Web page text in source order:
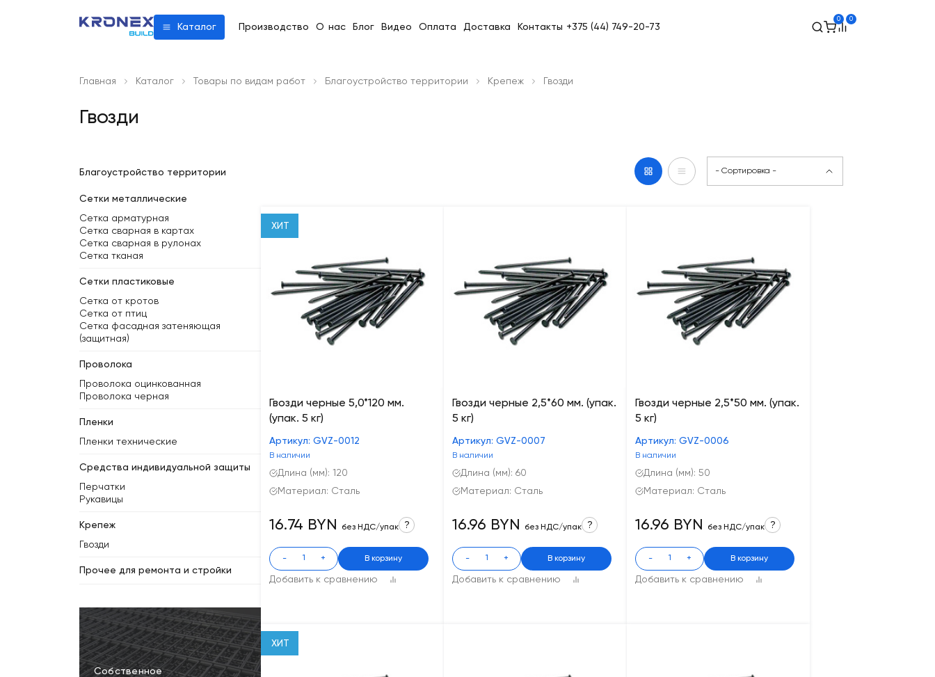
Каталог Производство О нас Блог Видео Оплата Доставка Контакты +375 (44) 749-20-73
0 0
Главная Каталог Товары по видам работ Благоустройство территории Крепеж Гвозди
Гвозди
Благоустройство территории
Сетки металлические
Сетка арматурная
Сетка сварная в картах
Сетка сварная в рулонах
Сетка тканая
Сетки пластиковые
Сетка от кротов
Сетка от птиц
Сетка фасадная затеняющая
(защитная)
Проволока
Проволока оцинкованная
Проволока черная
Пленки
Пленки технические
Средства индивидуальной защиты
Перчатки
Рукавицы
Крепеж
Гвозди
Прочее для ремонта и стройки
Собственное
- Сортировка -
ХИТ
Гвозди черные 5,0*120 мм.
(упак. 5 кг)
Артикул: GVZ-0012
В наличии
Длина (мм): 120
Материал: Сталь
Добавить к сравнению
16.74 BYN без НДС/упак ?
- + В корзину
Гвозди черные 2,5*60 мм. (упак.
5 кг)
Артикул: GVZ-0007
В наличии
Длина (мм): 60
Материал: Сталь
Добавить к сравнению
16.96 BYN без НДС/упак ?
- + В корзину
Гвозди черные 2,5*50 мм. (упак.
5 кг)
Артикул: GVZ-0006
В наличии
Длина (мм): 50
Материал: Сталь
Добавить к сравнению
16.96 BYN без НДС/упак ?
- + В корзину
ХИТ